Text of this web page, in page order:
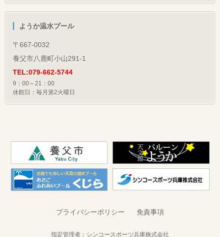
ようか温水プール
〒667-0032
養父市八鹿町小山291-1
TEL:079-662-5744
9：00～21：00
休館日：毎月第2火曜日
プライバシーポリシー 免責事項
指定管理者： シンコースポーツ兵庫株式会社